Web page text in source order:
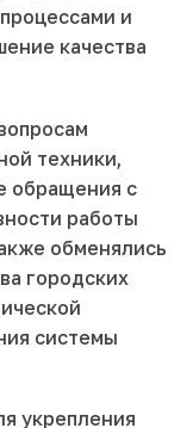
и
качества
техники,
обращения с
работы
обменялись
городских
системы
укрепления